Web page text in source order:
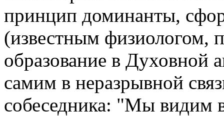
принцип доминанты,
(известным физиологом,
образование в Духовной
самим в неразрывной
собеседника: "Мы видим